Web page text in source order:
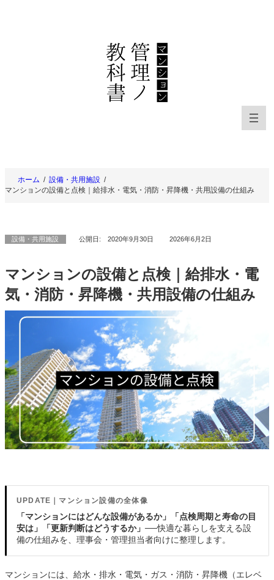
ホーム
設備・共用施設
マンションの設備と点検｜給排水・電気・消防・昇降機・共用設備の仕組み
設備・共用施設 公開日: 2020年9月30日 2026年6月2日
マンションの設備と点検｜給排水・電
気・消防・昇降機・共用設備の仕組み
UPDATE｜マンション設備の全体像
「マンションにはどんな設備があるか」「点検周期と寿命の目
安は」「更新判断はどうするか」 ──快適な暮らしを支える設
備の仕組みを、理事会・管理担当者向けに整理します。
マンションには、給水・排水・電気・ガス・消防・昇降機（エレベ